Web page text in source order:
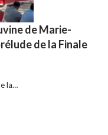
de Marie-
de la Finale
la…